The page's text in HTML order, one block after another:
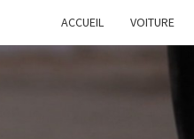
ACCUEIL VOITURE